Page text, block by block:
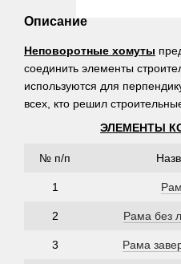
Описание
Неповоротные хомуты
соединить элементы
используются для
всех, кто решил
ЭЛЕМЕНТЫ
№ п/п
1
2 Рама без
3 Рама